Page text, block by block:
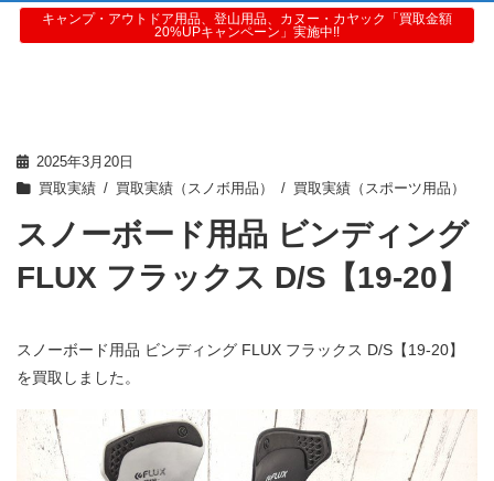
キャンプ・アウトドア用品、登山用品、カヌー・カヤック「買取金額
20%UPキャンペーン」実施中!!
2025年3月20日
買取実績
買取実績（スノボ用品） 買取実績（スポーツ用品）
スノーボード用品 ビンディング
FLUX フラックス D/S【19-20】
スノーボード用品 ビンディング FLUX フラックス D/S【19-20】
を買取しました。